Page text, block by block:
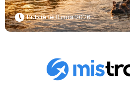
Publié le11 mai 2026